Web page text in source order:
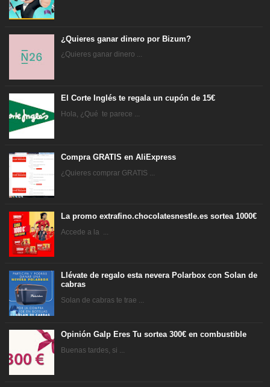
¿Quieres ganar dinero por Bizum?
¿Quieres ganar dinero ...
El Corte Inglés te regala un cupón de 15€
Hola, ¿Qué te parece ...
Compra GRATIS en AliExpress
¿Quieres comprar GRATIS ...
La promo extrafino.chocolatesnestle.es sortea 1000€
Accede a la ...
Llévate de regalo esta nevera Polarbox con Solan de
cabras
Solan de cabras te trae ...
Opinión Galp Eres Tu sortea 300€ en combustible
Buenas tardes, si ...